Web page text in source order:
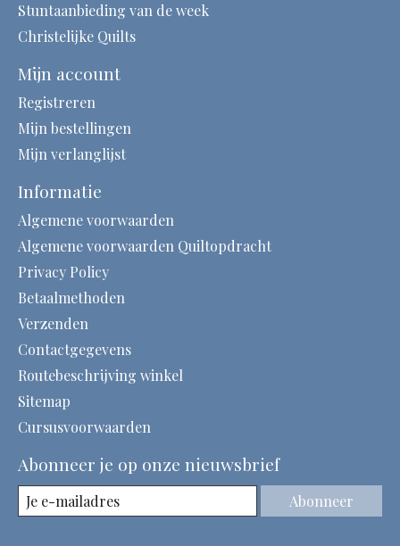
Stuntaanbieding van de week
Christelijke Quilts
Mijn account
Registreren
Mijn bestellingen
Mijn verlanglijst
Informatie
Algemene voorwaarden
Algemene voorwaarden Quiltopdracht
Privacy Policy
Betaalmethoden
Verzenden
Contactgegevens
Routebeschrijving winkel
Sitemap
Cursusvoorwaarden
Abonneer je op onze nieuwsbrief
Abonneer